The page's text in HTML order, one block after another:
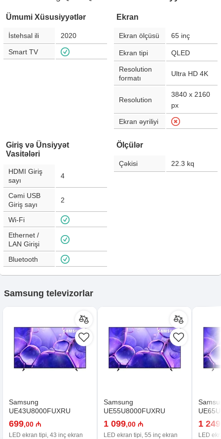
Ümumi Xüsusiyyətlər
İstehsal ili 2020
Smart TV
Ekran
Ekran ölçüsü 65 inç
Ekran tipi QLED
Resolution
formatı
Ultra HD 4K
Resolution
3840 x 2160
px
Ekran əyriliyi
Giriş və Ünsiyyət
Vasitələri
HDMI Giriş
sayı
4
Cəmi USB
Giriş sayı
2
Wi-Fi
Ethernet /
LAN Girişi
Bluetooth
Ölçülər
Çəkisi 22.3 kq
Samsung televizorlar
Samsung
UE43U8000FUXRU
699,00 ₼
LED ekran tipi, 43 inç ekran
Samsung
UE55U8000FUXRU
1 099,00 ₼
LED ekran tipi, 55 inç ekran
1 249
LED